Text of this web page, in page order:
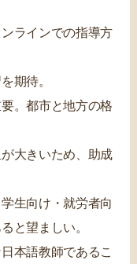
ラインでの指導方
期待。
。都市と地方の格
大きいため、助成
生向け・就労者向
と望ましい。
本語教師であるこ